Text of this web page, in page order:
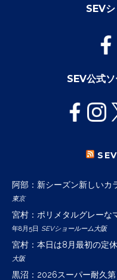
SEV
SEV公式
阿部：新シーズン新しいカ
東京
宮村：ポリメタルグレーな
年8月5日 SEVショールーム大阪
宮村：本日は8月最初の定休
大阪
黒沼：2026スーパー耐久